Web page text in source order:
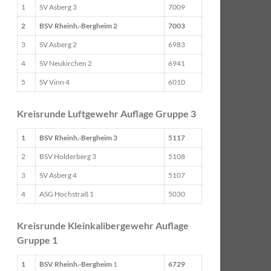
1 SV Asberg 3 7009
2 BSV Rheinh.-Bergheim 2 7003
3 SV Asberg 2 6983
4 SV Neukirchen 2 6941
5 SV Vinn 4 6010
Kreisrunde Luftgewehr Auflage Gruppe 3
1 BSV Rheinh.-Bergheim 3 5117
2 BSV Holderberg 3 5108
3 SV Asberg 4 5107
4 ASG Hochstraß 1 5030
Kreisrunde Kleinkalibergewehr Auflage
Gruppe 1
1 BSV Rheinh.-Bergheim 1 6729